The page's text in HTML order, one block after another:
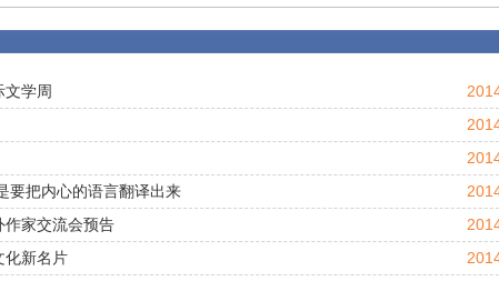
学周
要把内心的语言翻译出来
作家交流会预告
化新名片